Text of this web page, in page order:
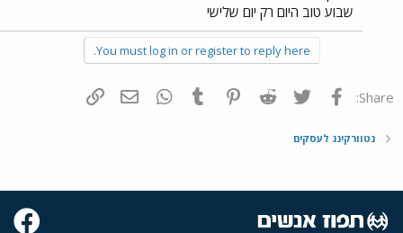
שבוע טוב היום רק יום שלישי
You must log in or register to reply here.
Share: פייסבוק Twitter
Reddit
Pinterest
Tumblr
WhatsAppדואר אלקטרוני
נטוורקינג לעסקים